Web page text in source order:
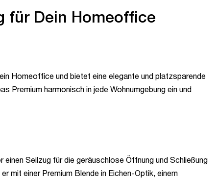
für Dein Homeoffice
Homeoffice und bietet eine elegante und platzsparende
Premium harmonisch in jede Wohnumgebung ein und
Seilzug für die geräuschlose Öffnung und Schließung
mit einer Premium Blende in Eichen-Optik, einem